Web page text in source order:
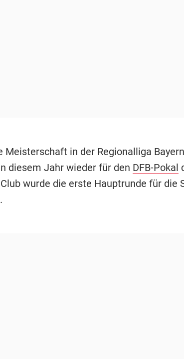
Meisterschaft in der Regionalliga
diesem Jahr wieder für den DFB-Pokal
wurde die erste Hauptrunde für die